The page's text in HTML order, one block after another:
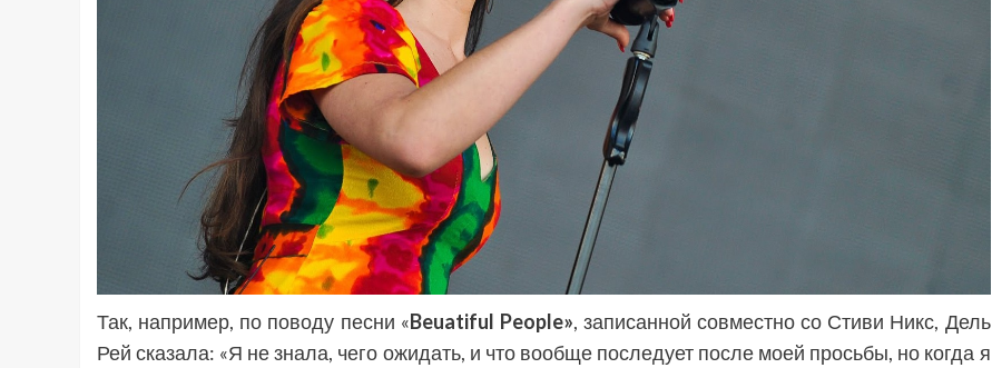
Так, например, по поводу песни «Beuatiful People», записанной совместно со Стиви Никс, Дель
Рей сказала: «Я не знала, чего ожидать, и что вообще последует после моей просьбы, но когда я